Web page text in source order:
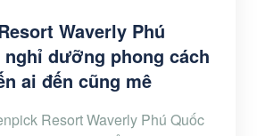
Waverly Phú
nghỉ dưỡng phong cách
ai đến cũng mê
Resort Waverly Phú Quốc